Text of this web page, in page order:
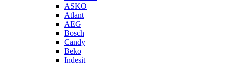
ASKO
Atlant
AEG
Bosch
Candy
Beko
Indesit